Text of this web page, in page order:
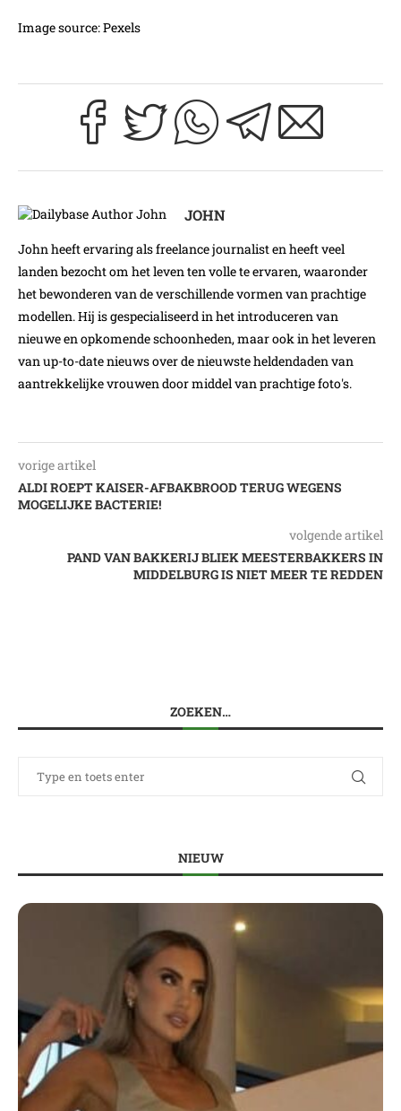
Image source: Pexels
JOHN
John heeft ervaring als freelance journalist en heeft veel
landen bezocht om het leven ten volle te ervaren, waaronder
het bewonderen van de verschillende vormen van prachtige
modellen. Hij is gespecialiseerd in het introduceren van
nieuwe en opkomende schoonheden, maar ook in het leveren
van up-to-date nieuws over de nieuwste heldendaden van
aantrekkelijke vrouwen door middel van prachtige foto's.
vorige artikel
ALDI ROEPT KAISER-AFBAKBROOD TERUG WEGENS
MOGELIJKE BACTERIE!
volgende artikel
PAND VAN BAKKERIJ BLIEK MEESTERBAKKERS IN
MIDDELBURG IS NIET MEER TE REDDEN
ZOEKEN…
NIEUW